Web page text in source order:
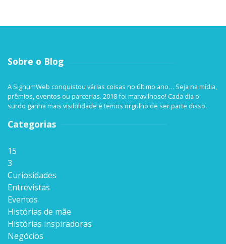
Sobre o Blog
A SignumWeb conquistou várias coisas no último ano… Seja na mídia,
prêmios, eventos ou parcerias. 2018 foi maravilhoso! Cada dia o
surdo ganha mais visibilidade e temos orgulho de ser parte disso.
Categorias
15
3
Curiosidades
Entrevistas
Eventos
Histórias de mãe
Histórias inspiradoras
Negócios